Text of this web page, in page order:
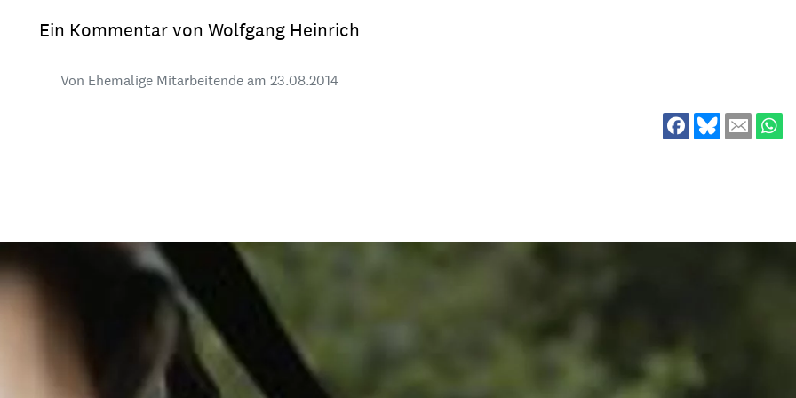
Stipendien
Entwicklungszusammenarbeit
Jugend & Konfirmation
Regionale Kontakte
Ein Kommentar von Wolfgang Heinrich
Von Ehemalige Mitarbeitende am 23.08.2014